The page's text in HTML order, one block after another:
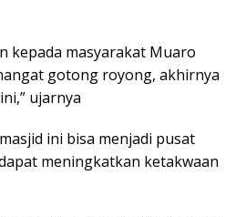
kepada masyarakat Muaro
gotong royong, akhirnya
ujarnya
ini bisa menjadi pusat
meningkatkan ketakwaan